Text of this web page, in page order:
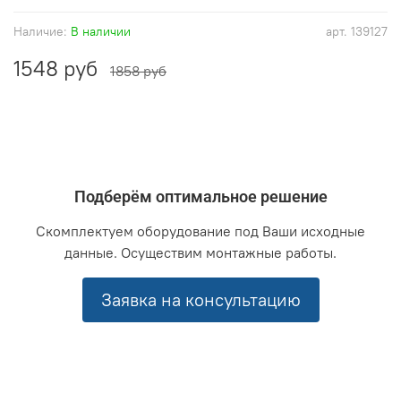
арт. 139127
Наличие: В наличии
1548 руб 1858 руб
Подберём оптимальное решение
Скомплектуем оборудование под Ваши исходные
данные. Осуществим монтажные работы.
Заявка на консультацию